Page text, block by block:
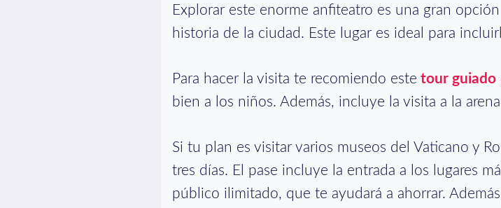
Explorar este enorme anfiteatro es una gran
historia de la ciudad. Este lugar es ideal para
Para hacer la visita te recomiendo este tour guiado
bien a los niños. Además, incluye la visita a la
Si tu plan es visitar varios museos del Vaticano y
tres días. El pase incluye la entrada a los lugares
público ilimitado, que te ayudará a ahorrar.